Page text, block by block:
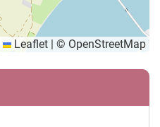
Leaflet | © OpenStreetMap